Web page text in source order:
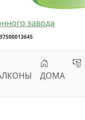
завода
ДОМА